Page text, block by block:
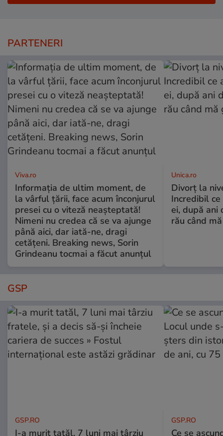
PARTENERI
Viva.ro
Informația de ultim moment, de
la vârful țării, face acum înconjurul
presei cu o viteză neașteptată!
Nimeni nu credea că se va ajunge
până aici, dar iată-ne, dragi
cetățeni. Breaking news, Sorin
Grindeanu tocmai a făcut anunțul
Unica.ro
Divorț la
Incredibil
ei, după ani
rău când
GSP
GSP.RO
I-a murit tatăl, 7 luni mai târziu
GSP.RO
Ce se